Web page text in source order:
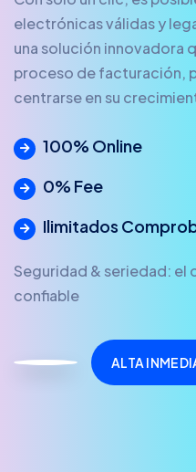
electrónicas válidas y
una solución innovadora
proceso de facturación,
centrarse en su
100% Online
0% Fee
Ilimitados
Seguridad & seriedad: el
confiable
ALTA